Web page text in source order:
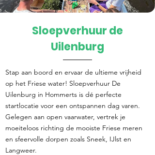
Direct reserveren
Sloepverhuur de
Uilenburg
Stap aan boord en ervaar de ultieme vrijheid
op het Friese water! Sloepverhuur De
Uilenburg in Hommerts is dé perfecte
startlocatie voor een ontspannen dag varen.
Gelegen aan open vaarwater, vertrek je
moeiteloos richting de mooiste Friese meren
en sfeervolle dorpen zoals Sneek, IJlst en
Langweer.